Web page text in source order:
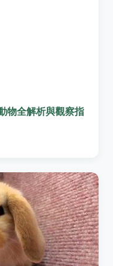
物全解析與觀察指